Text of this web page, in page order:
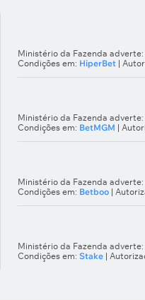
Ministério da Fazenda
Condições em: HiperBet |
Ministério da Fazenda
Condições em: BetMGM |
Ministério da Fazenda
Condições em: Betboo |
Ministério da Fazenda
Condições em: Stake |